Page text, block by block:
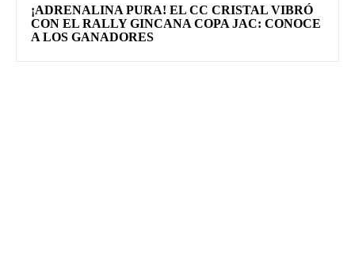
¡ADRENALINA PURA! EL CC CRISTAL VIBRÓ
CON EL RALLY GINCANA COPA JAC: CONOCE
A LOS GANADORES